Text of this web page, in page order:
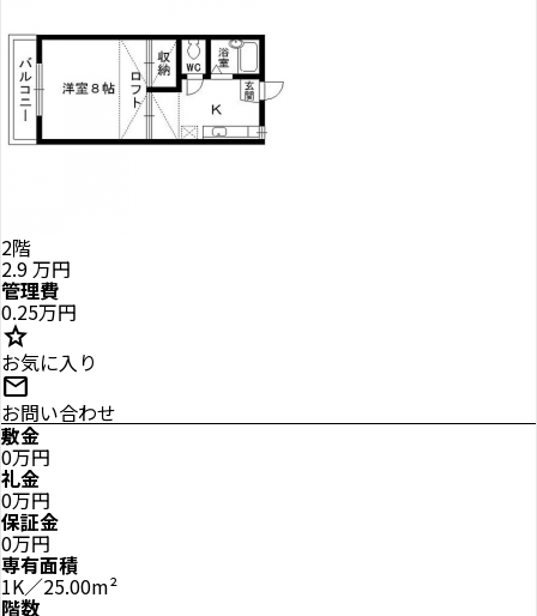
2階
2.9万円
管理費
0.25万円
star
お気に入り
mail
お問い合わせ
敷金
0万円
礼金
0万円
保証金
0万円
専有面積
1K／25.00m²
階数